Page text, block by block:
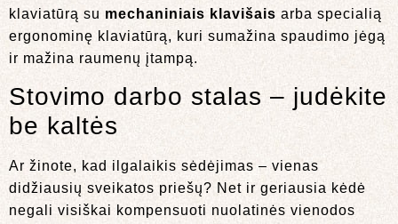
klaviatūrą su mechaniniais klavišais arba specialią
ergonominę klaviatūrą, kuri sumažina spaudimo jėgą
ir mažina raumenų įtampą.
Stovimo darbo stalas – judėkite
be kaltės
Ar žinote, kad ilgalaikis sėdėjimas – vienas
didžiausių sveikatos priešų? Net ir geriausia kėdė
negali visiškai kompensuoti nuolatinės vienodos